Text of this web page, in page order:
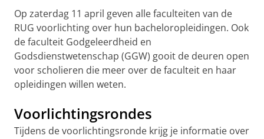
Op zaterdag 11 april geven alle faculteiten van de
RUG voorlichting over hun bacheloropleidingen. Ook
de faculteit Godgeleerdheid en
Godsdienstwetenschap (GGW) gooit de deuren open
voor scholieren die meer over de faculteit en haar
opleidingen willen weten.
Voorlichtingsrondes
Tijdens de voorlichtingsronde krijg je informatie over